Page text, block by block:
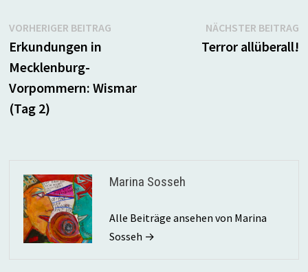
Beitragsnavigation
VORHERIGER BEITRAGVorheriger
Erkundungen in
Mecklenburg-
Vorpommern: Wismar
(Tag 2)
NÄCHSTER BEITRAG
Terror allüberall!
Marina Sosseh
Alle Beiträge ansehen von Marina
Sosseh →